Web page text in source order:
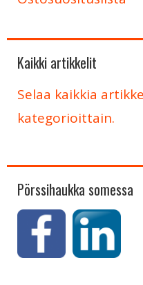
Kaikki artikkelit
Selaa kaikkia
kategorioittain.
Pörssihaukka somessa